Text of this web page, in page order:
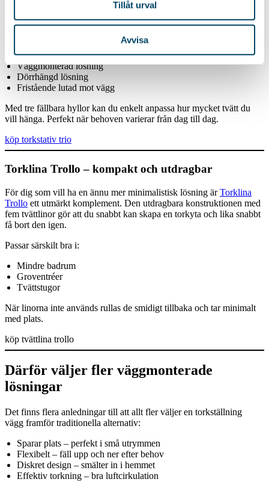
Tillåt urval
Avvisa
Torkstativ Trio – maximal flexibilitet
Vill du ha ännu fler användningsområden är
Väggmonterad lösning
Dörrhängd lösning
Fristående lutad mot vägg
Med tre fällbara hyllor kan du enkelt anpassa hur mycket tvätt du
vill hänga. Perfekt när behoven varierar från dag till dag.
köp torkstativ trio
Torklina Trollo – kompakt och utdragbar
För dig som vill ha en ännu mer minimalistisk lösning ärTorklina
Trollo ett utmärkt komplement. Den utdragbara konstruktionen med
fem tvättlinor gör att du snabbt kan skapa en torkyta och lika snabbt
få bort den igen.
Passar särskilt bra i:
Mindre badrum
Groventréer
Tvättstugor
När linorna inte används rullas de smidigt tillbaka och tar minimalt
med plats.
köp tvättlina trollo
Därför väljer fler väggmonterade
lösningar
Det finns flera anledningar till att allt fler väljer en torkställning
vägg framför traditionella alternativ:
Sparar plats – perfekt i små utrymmen
Flexibelt – fäll upp och ner efter behov
Diskret design – smälter in i hemmet
Effektiv torkning – bra luftcirkulation